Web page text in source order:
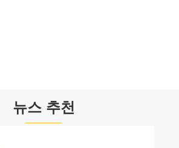
뉴스 추천